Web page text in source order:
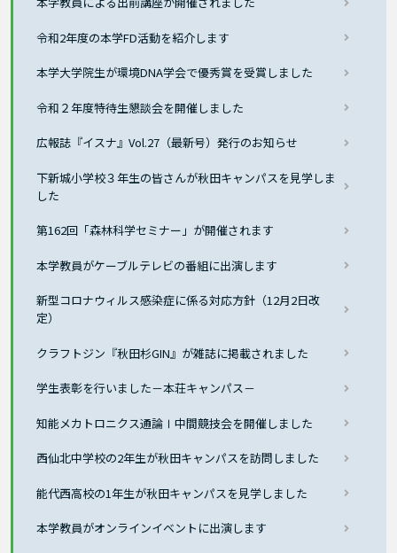
令和2年度の本学FD活動を紹介します
本学大学院生が環境DNA学会で優秀賞を受賞しました
令和２年度特待生懇談会を開催しました
広報誌『イスナ』Vol.27（最新号）発行のお知らせ
下新城小学校３年生の皆さんが秋田キャンパスを見学しま
した
第162回「森林科学セミナー」が開催されます
本学教員がケーブルテレビの番組に出演します
新型コロナウィルス感染症に係る対応方針（12月2日改
定）
クラフトジン『秋田杉GIN』が雑誌に掲載されました
学生表彰を行いました－本荘キャンパス－
知能メカトロニクス通論Ⅰ中間競技会を開催しました
西仙北中学校の2年生が秋田キャンパスを訪問しました
能代西高校の1年生が秋田キャンパスを見学しました
本学教員がオンラインイベントに出演します